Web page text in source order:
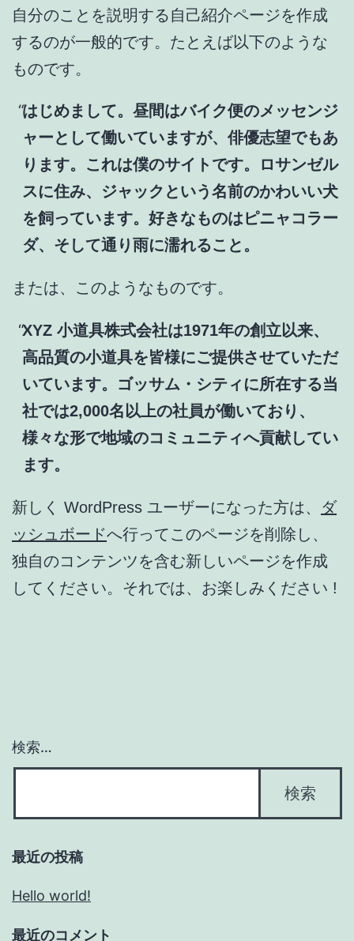
自分のことを説明する自己紹介ページを作成
するのが一般的です。たとえば以下のような
ものです。
はじめまして。昼間はバイク便のメッセンジ
ャーとして働いていますが、俳優志望でもあ
ります。これは僕のサイトです。ロサンゼル
スに住み、ジャックという名前のかわいい犬
を飼っています。好きなものはピニャコラー
ダ、そして通り雨に濡れること。
または、このようなものです。
XYZ 小道具株式会社は1971年の創立以来、
高品質の小道具を皆様にご提供させていただ
いています。ゴッサム・シティに所在する当
社では2,000名以上の社員が働いており、
様々な形で地域のコミュニティへ貢献してい
ます。
新しく WordPress ユーザーになった方は、 ダ
ッシュボードへ行ってこのページを削除し、
独自のコンテンツを含む新しいページを作成
してください。それでは、お楽しみください !
検索…
最近の投稿
Hello world!
最近のコメント